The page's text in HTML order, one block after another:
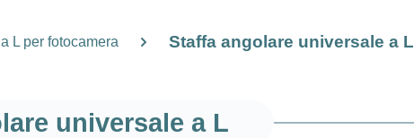
L per fotocamera Staffa angolare universale a L
universale a L